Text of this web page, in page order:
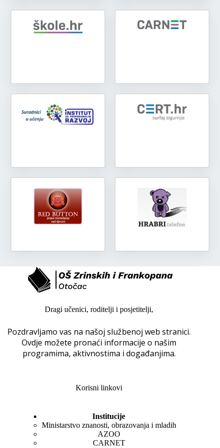
Dragi učenici, roditelji i posjetitelji,
Pozdravljamo vas na našoj službenoj web stranici.
Ovdje možete pronaći informacije o našim
programima, aktivnostima i događanjima.
Korisni linkovi
Institucije
Ministarstvo znanosti, obrazovanja i mladih
AZOO
CARNET